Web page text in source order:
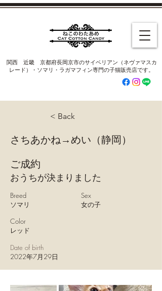
​関西 近畿 京都府長岡京市のサイベリアン（ネヴァマスカ
レード）・ソマリ・ラガマフィン専門の子猫販売店です。
< Back
さちあかね→めい（静岡）
ご成約
おうちが決まりました
Breed
Sex
ソマリ
女の子
Color
レッド
Date of birth
2022年7月29日